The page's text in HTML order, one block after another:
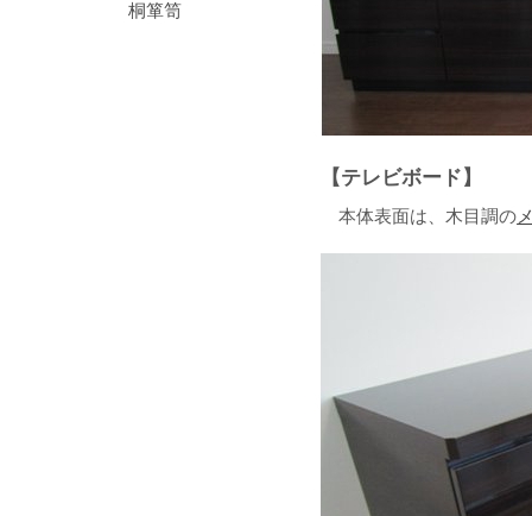
桐箪笥
【テレビボード】
本体表面は、木目調の